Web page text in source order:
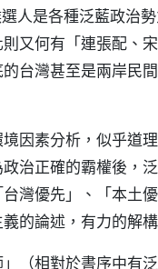
人是各種泛藍政治
又何有「連張配、
台灣甚至是兩岸民
因素分析，似乎道
治正確的霸權後，
灣優先」、「本土
的論述，有力的解
（相對於書序中有